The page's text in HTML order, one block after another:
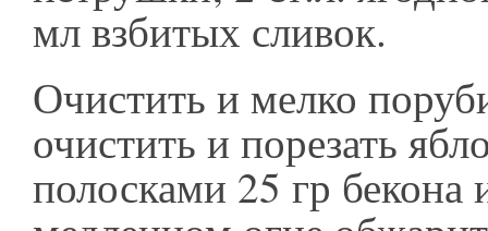
мл взбитых сливок.
Очистить и мелко
очистить и порезать
полосками 25 гр бекона